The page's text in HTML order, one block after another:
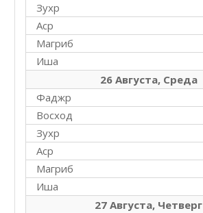
Зухр
Аср
Магриб
Иша
26 Августа, Среда
Фаджр
Восход
Зухр
Аср
Магриб
Иша
27 Августа, Четверг